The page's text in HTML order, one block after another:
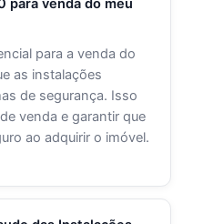
para venda do meu
para a venda do
as instalações
de segurança. Isso
venda e garantir que
ao adquirir o imóvel.